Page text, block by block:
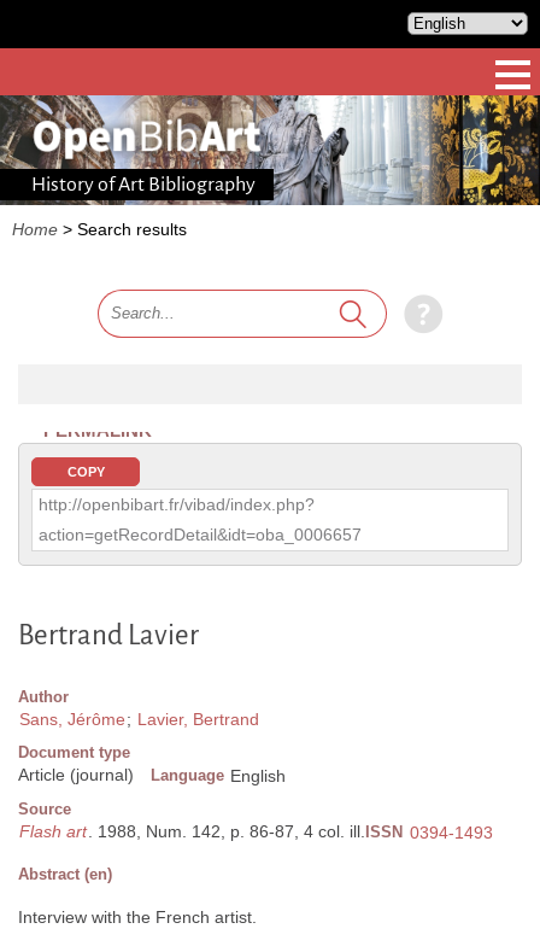
History of Art Bibliography
Home > Search results
PERMALINK
COPY
http://openbibart.fr/vibad/index.php?
action=getRecordDetail&idt=oba_0006657
Bertrand Lavier
Author
Sans, Jérôme; Lavier, Bertrand
Document type
Article (journal) Language English
Source
Flash art. 1988, Num. 142, p. 86-87, 4 col. ill. ISSN 0394-1493
Abstract (en)
Interview with the French artist.